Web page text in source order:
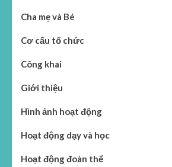
Cha mẹ và Bé
Cơ cấu tổ chức
Công khai
Giới thiệu
Hình ảnh hoạt động
Hoạt động dạy và học
Hoạt động đoàn thể